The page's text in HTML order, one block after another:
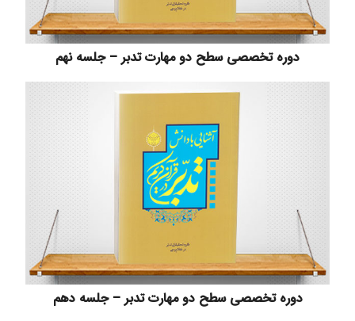
دوره تخصصی سطح دو مهارت تدبر – جلسه نهم
دوره تخصصی سطح دو مهارت تدبر – جلسه دهم